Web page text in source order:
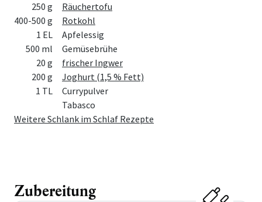
250 g
Räuchertofu
400-500 g
Rotkohl
1 EL
Apfelessig
500 ml
Gemüsebrühe
20 g
frischer Ingwer
200 g
Joghurt (1,5 % Fett)
1 TL
Currypulver
Tabasco
Weitere Schlank im Schlaf Rezepte
Zubereitung